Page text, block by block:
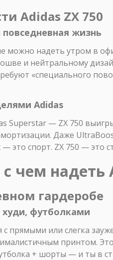
Adidas ZX 750
повседневная жизнь
можно надеть утром в
и нейтральному
«специального
Adidas
Superstar — ZX 750
Даже
это спорт. ZX 750 — это
чем надеть
гардеробе
футболками
с прямыми или слегка
принтом.
+ шорты — и ты в